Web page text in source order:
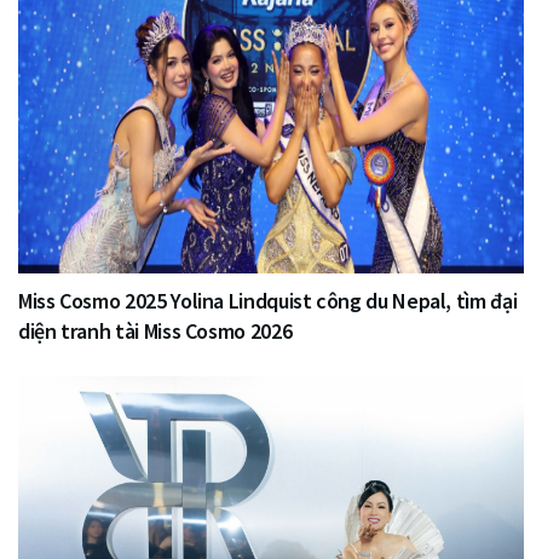
Miss Cosmo 2025 Yolina Lindquist công du Nepal, tìm đại
diện tranh tài Miss Cosmo 2026